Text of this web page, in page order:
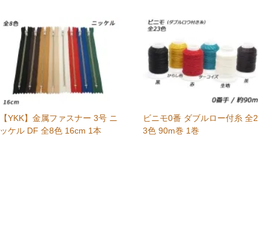
【YKK】金属ファスナー 3号 ニ
ッケル DF 全8色 16cm 1本
ビニモ0番 ダブルロー付糸 全2
3色 90m巻 1巻